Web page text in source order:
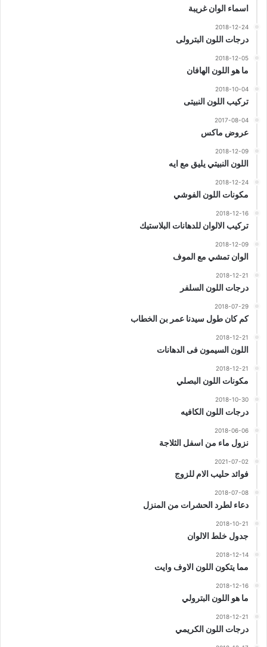
اسماء الوان غريبة
2018-12-24
درجات اللون البترولى
2018-12-05
ما هو اللون الهافان
2018-10-04
تركيب اللون النبيتى
2017-08-04
عروض ماكس
2018-12-09
اللون النبيتي يليق مع ايه
2018-12-24
مكونات اللون الفوشي
2018-12-16
تركيب الالوان للدهانات البلاستيك
2018-12-09
الوان تمشي مع الموف
2018-12-21
درجات اللون السلفر
2018-07-29
كم كان طول سيدنا عمر بن الخطاب
2018-12-21
اللون السيمون فى الدهانات
2018-12-21
مكونات اللون البصلي
2018-10-30
درجات اللون الكافيه
2018-06-06
نزول ماء من اسفل الثلاجة
2021-07-02
فوائد حليب الام للزوج
2018-07-08
دعاء لطرد الحشرات من المنزل
2018-10-21
جدول خلط الالوان
2018-12-14
مما يتكون اللون الاوف وايت
2018-12-16
ما هو اللون البترولي
2018-12-21
درجات اللون الكريمي